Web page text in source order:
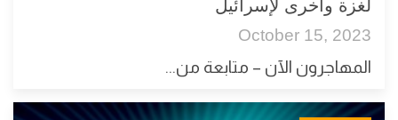
لغزة وأخرى لإسرائيل
October 15, 2023
المهاجرون الآن – متابعة من...